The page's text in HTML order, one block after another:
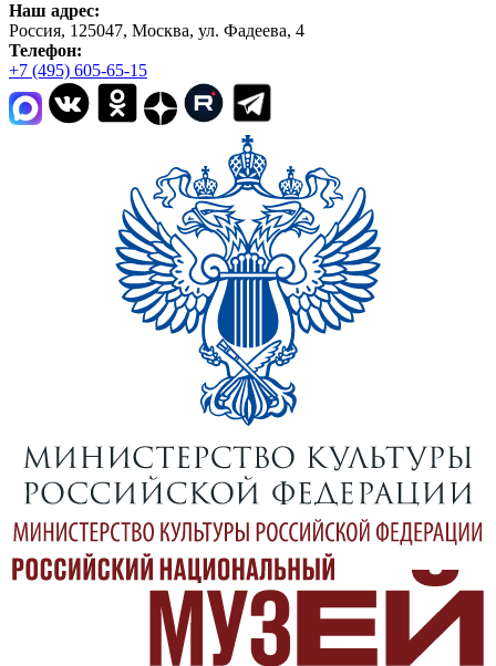
Наш адрес:
Россия, 125047, Москва, ул. Фадеева, 4
Телефон:
+7 (495) 605-65-15